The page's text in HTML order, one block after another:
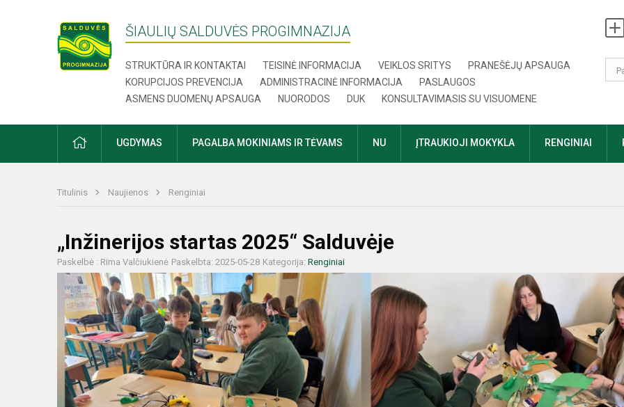
ŠIAULIŲ SALDUVĖS PROGIMNAZIJA
STRUKTŪRA IR KONTAKTAI TEISINĖ INFORMACIJA VEIKLOS SRITYS
PRANEŠĖJŲ APSAUGA
KORUPCIJOS PREVENCIJA
ADMINISTRACINĖ INFORMACIJA
PASLAUGOS
ASMENS DUOMENŲ APSAUGA
NUORODOS DUK KONSULTAVIMASIS SU VISUOMENE
UGDYMAS PAGALBA MOKINIAMS IR TĖVAMS NU ĮTRAUKIOJI MOKYKLA RENGINIAI
Titulinis Naujienos Renginiai
„Inžinerijos startas 2025“ Salduvėje
Paskelbė : Rima Valčiukienė Paskelbta: 2025-05-28 Kategorija: Renginiai